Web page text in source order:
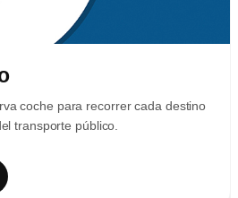
coche para recorrer cada destino
transporte público.